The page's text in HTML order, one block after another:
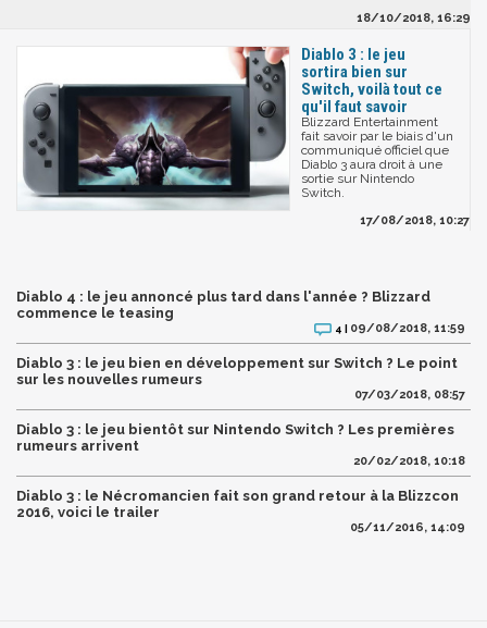
18/10/2018, 16:29
Diablo 3 : le jeu
sortira bien sur
Switch, voilà tout ce
qu'il faut savoir
Blizzard Entertainment
fait savoir par le biais d'un
communiqué officiel que
Diablo 3 aura droit à une
sortie sur Nintendo
Switch.
17/08/2018, 10:27
Diablo 4 : le jeu annoncé plus tard dans l'année ? Blizzard
commence le teasing
4 | 09/08/2018, 11:59
Diablo 3 : le jeu bien en développement sur Switch ? Le point
sur les nouvelles rumeurs
07/03/2018, 08:57
Diablo 3 : le jeu bientôt sur Nintendo Switch ? Les premières
rumeurs arrivent
20/02/2018, 10:18
Diablo 3 : le Nécromancien fait son grand retour à la Blizzcon
2016, voici le trailer
05/11/2016, 14:09